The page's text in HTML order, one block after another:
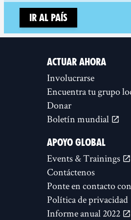
Ir al país
ACTUAR AHORA
Involucrarse
Encuentra tu grupo
Donar
Boletín mundial
APOYO GLOBAL
Events & Trainings
Contáctenos
Ponte en contacto
Política de privacidad
Informe anual 2022